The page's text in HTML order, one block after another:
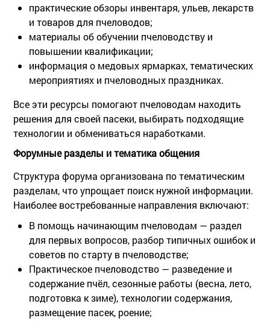
практические обзоры инвентаря, ульев, лекарств
и товаров для пчеловодов;
материалы об обучении пчеловодству и
повышении квалификации;
информация о медовых ярмарках, тематических
мероприятиях и пчеловодных праздниках.
Все эти ресурсы помогают пчеловодам находить
решения для своей пасеки, выбирать подходящие
технологии и обмениваться наработками.
Форумные разделы и тематика общения
Структура форума организована по тематическим
разделам, что упрощает поиск нужной информации.
Наиболее востребованные направления включают:
В помощь начинающим пчеловодам — раздел
для первых вопросов, разбор типичных ошибок и
советов по старту в пчеловодстве;
Практическое пчеловодство — разведение и
содержание пчёл, сезонные работы (весна, лето,
подготовка к зиме), технологии содержания,
размещение пасек, роение;